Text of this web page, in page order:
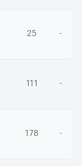
25 -
111 -
178 -